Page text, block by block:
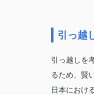
引っ越
引っ越しを
るため、賢
日本におけ